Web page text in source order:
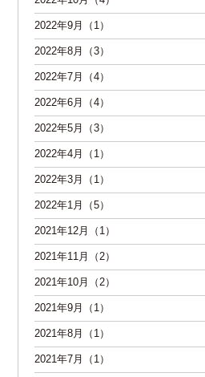
2022年9月（1）
2022年8月（3）
2022年7月（4）
2022年6月（4）
2022年5月（3）
2022年4月（1）
2022年3月（1）
2022年1月（5）
2021年12月（1）
2021年11月（2）
2021年10月（2）
2021年9月（1）
2021年8月（1）
2021年7月（1）